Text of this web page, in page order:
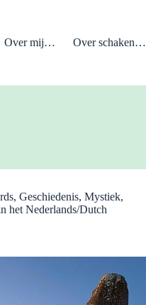
Over mij… Over schaken…
, Geschiedenis, Mystiek,
het Nederlands/Dutch